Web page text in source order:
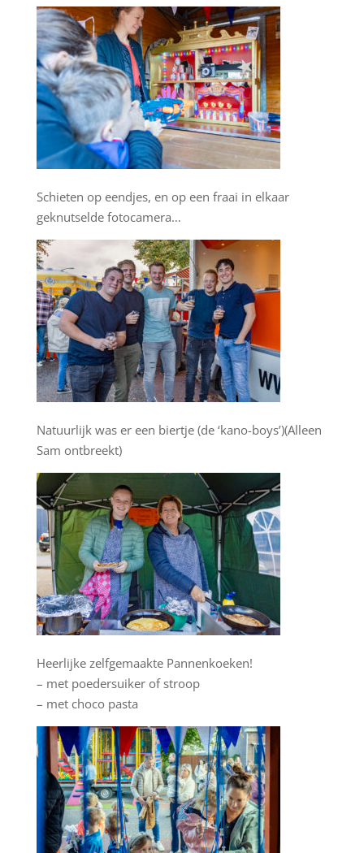
Schieten op eendjes, en op een fraai in elkaar
geknutselde fotocamera…
Natuurlijk was er een biertje (de ‘kano-boys’)(Alleen
Sam ontbreekt)
Heerlijke zelfgemaakte Pannenkoeken!
– met poedersuiker of stroop
– met choco pasta